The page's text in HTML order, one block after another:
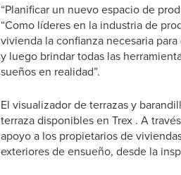
“Planificar un nuevo espacio de
“Como líderes en la industria de
vivienda la confianza necesaria
y luego brindar todas las
sueños en realidad”.
El visualizador de terrazas y
terraza disponibles en Trex . A
apoyo a los propietarios de
exteriores de ensueño, desde la